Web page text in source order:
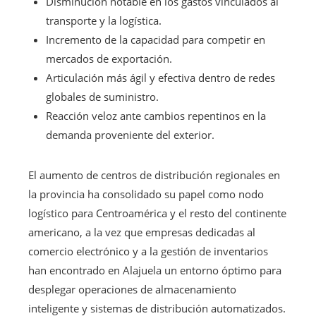
transporte y la logística.
Incremento de la capacidad para competir en
mercados de exportación.
Articulación más ágil y efectiva dentro de redes
globales de suministro.
Reacción veloz ante cambios repentinos en la
demanda proveniente del exterior.
El aumento de centros de distribución regionales en
la provincia ha consolidado su papel como nodo
logístico para Centroamérica y el resto del continente
americano, a la vez que empresas dedicadas al
comercio electrónico y a la gestión de inventarios
han encontrado en Alajuela un entorno óptimo para
desplegar operaciones de almacenamiento
inteligente y sistemas de distribución automatizados.